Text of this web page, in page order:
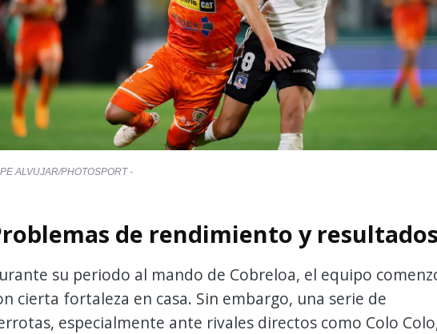
ALVUJAR/PHOTOSPORT -
de rendimiento y
su periodo al mando de Cobreloa, el equipo
cierta fortaleza en casa. Sin embargo, una serie de
especialmente ante rivales directos como Colo